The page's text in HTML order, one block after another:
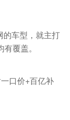
的车型，就主打
覆盖。